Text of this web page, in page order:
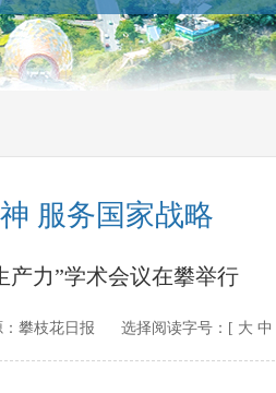
服务国家战略
产力”学术会议在攀举行
攀枝花日报 选择阅读字号：[ 大 中